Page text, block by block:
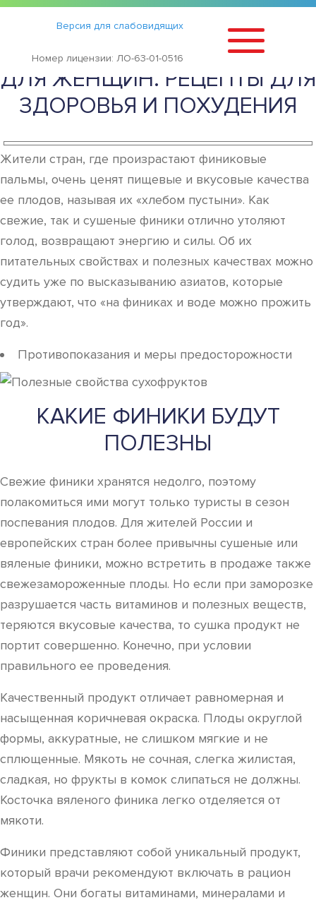
Версия для слабовидящих
Номер лицензии: ЛО-63-01-0516
Статьи ›
В ЧЕМ ПОЛЬЗА ФИНИКОВ
ДЛЯ ЖЕНЩИН. РЕЦЕПТЫ ДЛЯ
ЗДОРОВЬЯ И ПОХУДЕНИЯ
Жители стран, где произрастают финиковые
пальмы, очень ценят пищевые и вкусовые качества
ее плодов, называя их «хлебом пустыни». Как
свежие, так и сушеные финики отлично утоляют
голод, возвращают энергию и силы. Об их
питательных свойствах и полезных качествах можно
судить уже по высказыванию азиатов, которые
утверждают, что «на финиках и воде можно прожить
год».
Противопоказания и меры предосторожности
КАКИЕ ФИНИКИ БУДУТ
ПОЛЕЗНЫ
Свежие финики хранятся недолго, поэтому
полакомиться ими могут только туристы в сезон
поспевания плодов. Для жителей России и
европейских стран более привычны сушеные или
вяленые финики, можно встретить в продаже также
свежезамороженные плоды. Но если при заморозке
разрушается часть витаминов и полезных веществ,
теряются вкусовые качества, то сушка продукт не
портит совершенно. Конечно, при условии
правильного ее проведения.
Качественный продукт отличает равномерная и
насыщенная коричневая окраска. Плоды округлой
формы, аккуратные, не слишком мягкие и не
сплющенные. Мякоть не сочная, слегка жилистая,
сладкая, но фрукты в комок слипаться не должны.
Косточка вяленого финика легко отделяется от
мякоти.
Финики представляют собой уникальный продукт,
который врачи рекомендуют включать в рацион
женщин. Они богаты витаминами, минералами и